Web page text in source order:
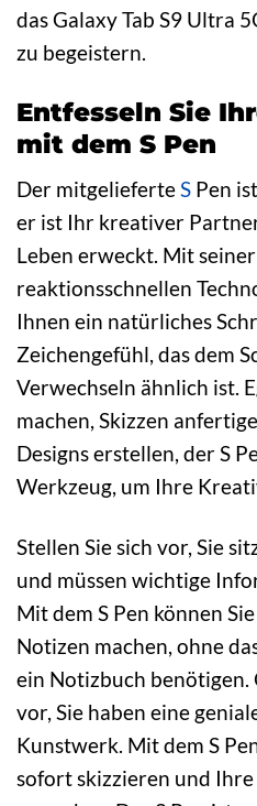
das Galaxy Tab S9 Ultra
zu begeistern.
Entfesseln Sie
mit dem S Pen
Der mitgelieferteS Pen
er ist Ihr kreativer
Leben erweckt. Mit
reaktionsschnellen
Ihnen ein natürliches
Zeichengefühl, das dem
Verwechseln ähnlich ist.
machen, Skizzen
Designs erstellen, der S
Werkzeug, um Ihre
Stellen Sie sich vor, Sie
und müssen wichtige
Mit dem S Pen können
Notizen machen, ohne
ein Notizbuch benötigen.
vor, Sie haben eine
Kunstwerk. Mit dem S
sofort skizzieren und